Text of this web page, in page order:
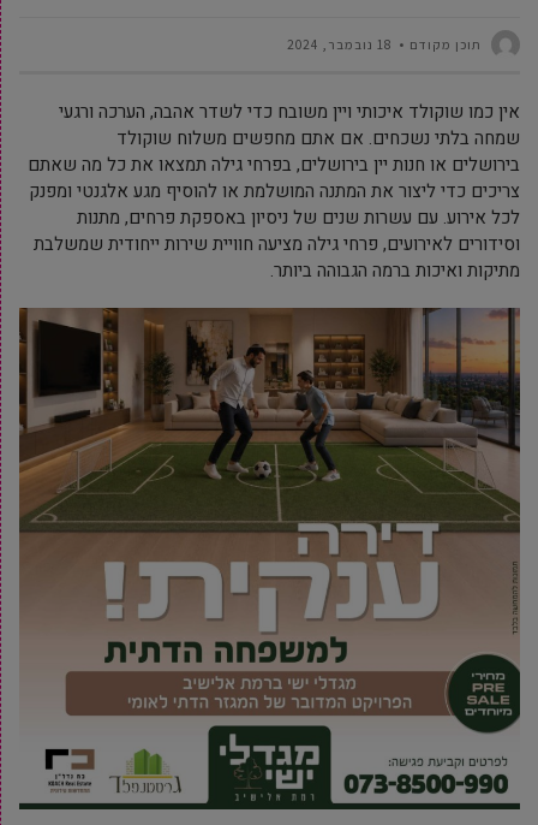
תוכן מקודם 18 נובמבר, 2024
אין כמו שוקולד איכותי ויין משובח כדי לשדר אהבה, הערכה ורגעי
שמחה בלתי נשכחים. אם אתם מחפשים משלוח שוקולד
בירושלים או חנות יין בירושלים, בפרחי גילה תמצאו את כל מה שאתם
צריכים כדי ליצור את המתנה המושלמת או להוסיף מגע אלגנטי ומפנק
לכל אירוע. עם עשרות שנים של ניסיון באספקת פרחים, מתנות
וסידורים לאירועים, פרחי גילה מציעה חוויית שירות ייחודית שמשלבת
מתיקות ואיכות ברמה הגבוהה ביותר.